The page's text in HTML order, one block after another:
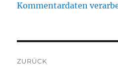
Kommentardaten
ZURÜCK